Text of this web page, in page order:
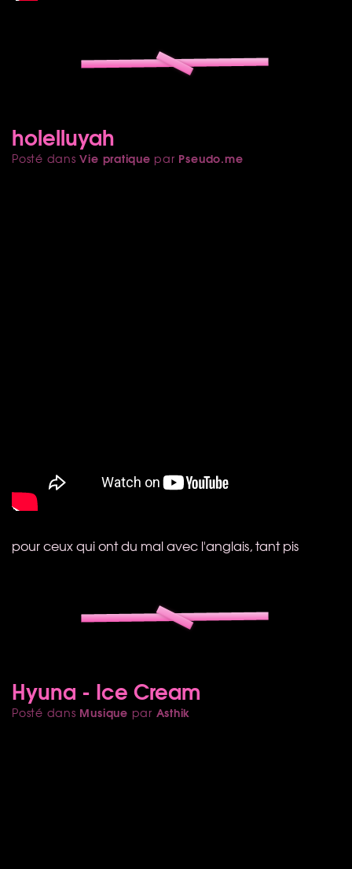
holelluyah
Posté dansVie pratique par Pseudo.me
pour ceux qui ont du mal avec l'anglais, tant pis
Hyuna - Ice Cream
Posté dans Musique par Asthik